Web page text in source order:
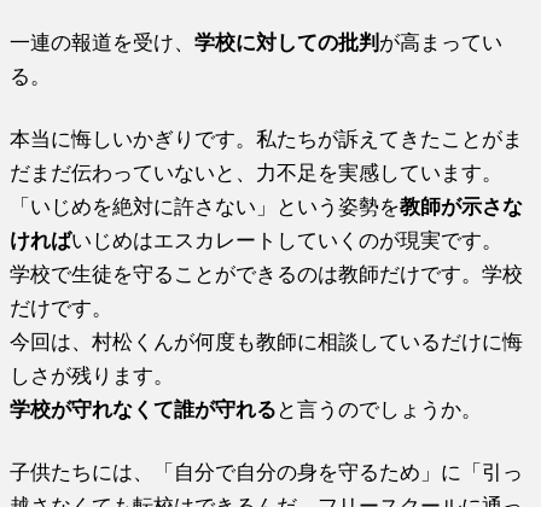
一連の報道を受け、学校に対しての批判 が高まってい
る。
本当に悔しいかぎりです。私たちが訴えてきたことがま
だまだ伝わっていないと、力不足を実感しています。
「いじめを絶対に許さない」という姿勢を教師が示さな
ければいじめはエスカレートしていくのが現実です。
学校で生徒を守ることができるのは教師だけです。学校
だけです。
今回は、村松くんが何度も教師に相談しているだけに悔
しさが残ります。
学校が守れなくて誰が守れる と言うのでしょうか。
子供たちには、「自分で自分の身を守るため」に「引っ